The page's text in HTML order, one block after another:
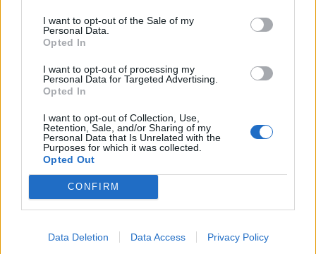
I want to opt-out of the Sale of my
Personal Data.
Opted In
I want to opt-out of processing my
Personal Data for Targeted Advertising.
Opted In
I want to opt-out of Collection, Use,
Retention, Sale, and/or Sharing of my
Personal Data that Is Unrelated with the
Purposes for which it was collected.
Opted Out
CONFIRM
Data Deletion Data Access Privacy Policy
tecnologie a medio valore aggiunto. Secondo, creare
massa critica: superare la frammentazione, favorire
mercato. Terzo, potenziare le competenze: senza data
scientist, ingegneri ed esperti di sicurezza, nessuna
corsi pratici e una collaborazione più stretta tra
università e imprese».
DIGITAL MARKETING LE INTERVISTE